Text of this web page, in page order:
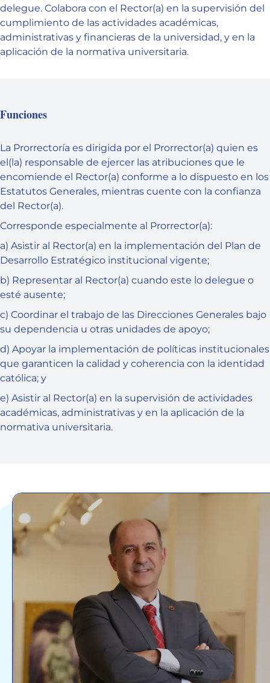
delegue. Colabora con el Rector(a) en la supervisión del
cumplimiento de las actividades académicas,
administrativas y financieras de la universidad, y en la
aplicación de la normativa universitaria.
Funciones
La Prorrectoría es dirigida por el Prorrector(a) quien es
el(la) responsable de ejercer las atribuciones que le
encomiende el Rector(a) conforme a lo dispuesto en los
Estatutos Generales, mientras cuente con la confianza
del Rector(a).
Corresponde especialmente al Prorrector(a):
a) Asistir al Rector(a) en la implementación del Plan de
Desarrollo Estratégico institucional vigente;
b) Representar al Rector(a) cuando este lo delegue o
esté ausente;
c) Coordinar el trabajo de las Direcciones Generales bajo
su dependencia u otras unidades de apoyo;
d) Apoyar la implementación de políticas institucionales
que garanticen la calidad y coherencia con la identidad
católica; y
e) Asistir al Rector(a) en la supervisión de actividades
académicas, administrativas y en la aplicación de la
normativa universitaria.